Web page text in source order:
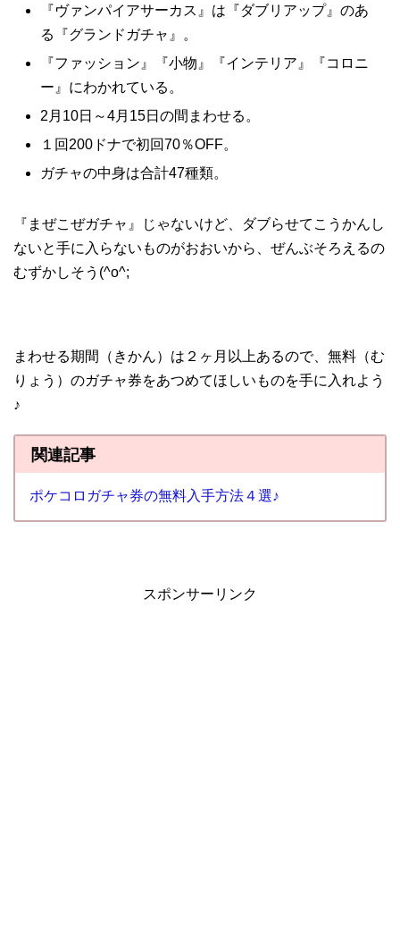
『ヴァンパイアサーカス』は『ダブリアップ』のあ
る『グランドガチャ』。
『ファッション』『小物』『インテリア』『コロニ
ー』にわかれている。
2月10日～4月15日の間まわせる。
１回200ドナで初回70％OFF。
ガチャの中身は合計47種類。
『まぜこぜガチャ』じゃないけど、ダブらせてこうかんし
ないと手に入らないものがおおいから、ぜんぶそろえるの
むずかしそう(^o^;
まわせる期間（きかん）は２ヶ月以上あるので、無料（む
りょう）のガチャ券をあつめてほしいものを手に入れよう
♪
関連記事
ポケコロガチャ券の無料入手方法４選♪
スポンサーリンク